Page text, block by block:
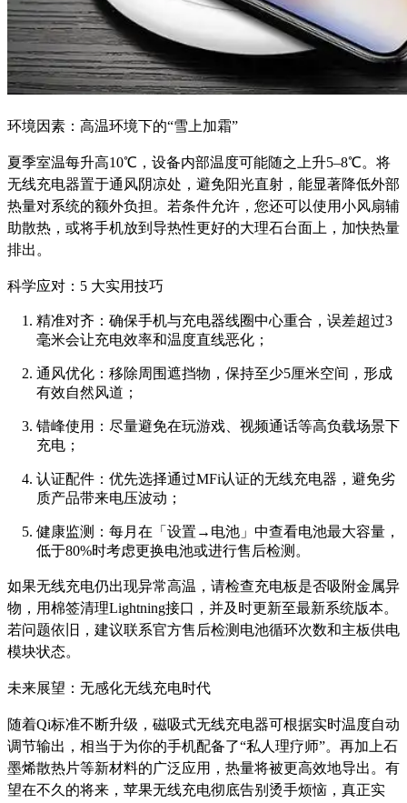
环境因素：高温环境下的“雪上加霜”
夏季室温每升高10℃，设备内部温度可能随之上升5–8℃。将
无线充电器置于通风阴凉处，避免阳光直射，能显著降低外部
热量对系统的额外负担。若条件允许，您还可以使用小风扇辅
助散热，或将手机放到导热性更好的大理石台面上，加快热量
排出。
科学应对：5 大实用技巧
精准对齐：确保手机与充电器线圈中心重合，误差超过3
毫米会让充电效率和温度直线恶化；
通风优化：移除周围遮挡物，保持至少5厘米空间，形成
有效自然风道；
错峰使用：尽量避免在玩游戏、视频通话等高负载场景下
充电；
认证配件：优先选择通过MFi认证的无线充电器，避免劣
质产品带来电压波动；
健康监测：每月在「设置→电池」中查看电池最大容量，
低于80%时考虑更换电池或进行售后检测。
如果无线充电仍出现异常高温，请检查充电板是否吸附金属异
物，用棉签清理Lightning接口，并及时更新至最新系统版本。
若问题依旧，建议联系官方售后检测电池循环次数和主板供电
模块状态。
未来展望：无感化无线充电时代
随着Qi标准不断升级，磁吸式无线充电器可根据实时温度自动
调节输出，相当于为你的手机配备了“私人理疗师”。再加上石
墨烯散热片等新材料的广泛应用，热量将被更高效地导出。有
望在不久的将来，苹果无线充电彻底告别烫手烦恼，真正实